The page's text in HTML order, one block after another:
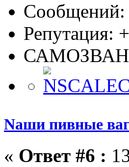
Сообщений:
Репутация:
Nаши пивные
« Ответ #6 :